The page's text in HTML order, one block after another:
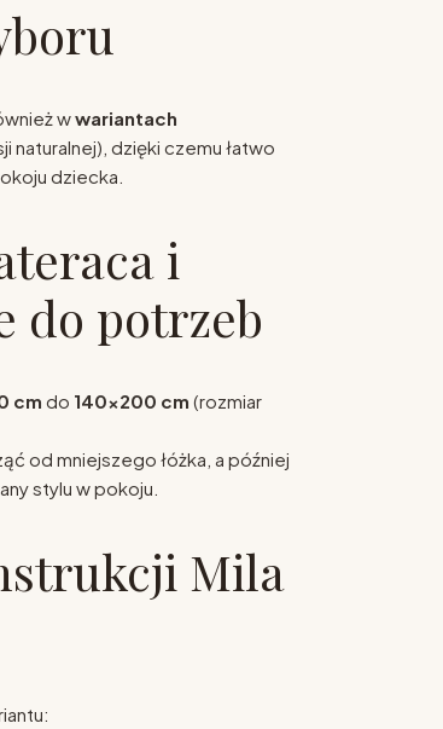
wwariantach
naturalnej), dzięki czemu łatwo
dziecka.
i
do potrzeb
cm do 140×200 cm (rozmiar
od mniejszego łóżka, a później
stylu w pokoju.
Mila